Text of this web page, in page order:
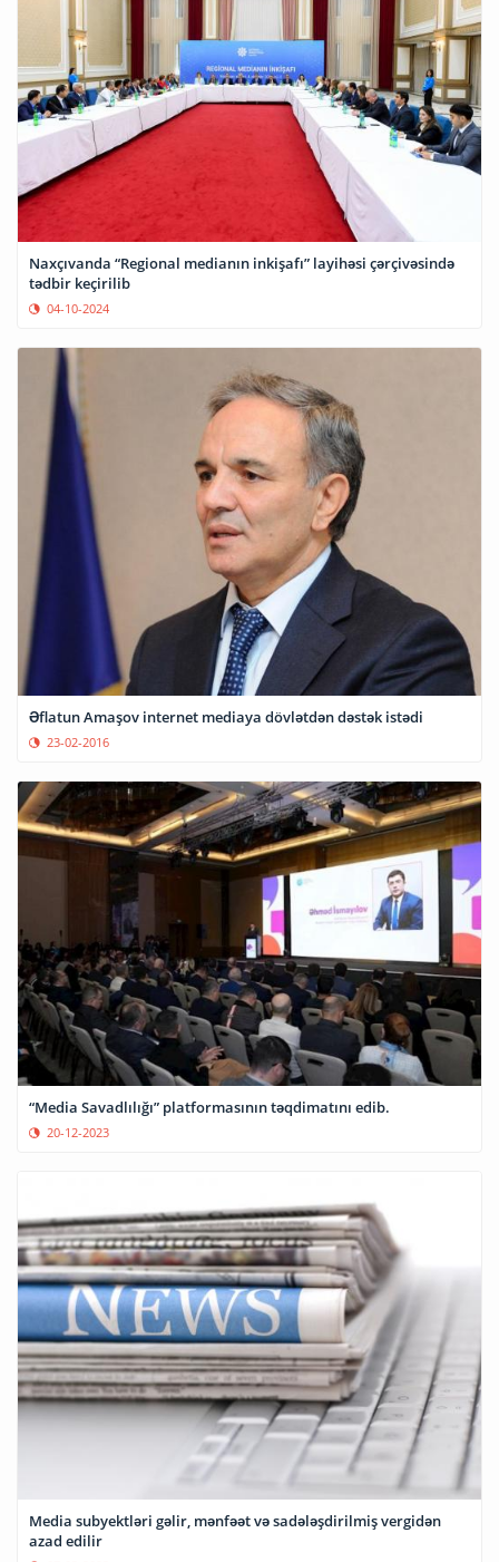
Naxçıvanda “Regional medianın inkişafı” layihəsi çərçivəsində
tədbir keçirilib
04-10-2024
Əflatun Amaşov internet mediaya dövlətdən dəstək istədi
23-02-2016
“Media Savadlılığı” platformasının təqdimatını edib.
20-12-2023
Media subyektləri gəlir, mənfəət və sadələşdirilmiş vergidən
azad edilir